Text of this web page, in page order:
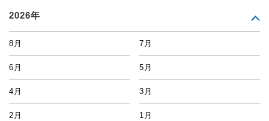
2026年
8月 7月
6月 5月
4月 3月
2月 1月